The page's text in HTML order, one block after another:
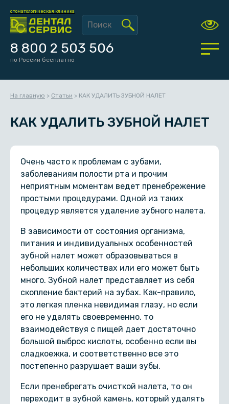
стоматологическая клиника
8 800 2 503 506
по России бесплатно
На главную > Статьи > КАК УДАЛИТЬ ЗУБНОЙ НАЛЕТ
КАК УДАЛИТЬ ЗУБНОЙ НАЛЕТ
Очень часто к проблемам с зубами,
заболеваниям полости рта и прочим
неприятным моментам ведет пренебрежение
простыми процедурами. Одной из таких
процедур является удаление зубного налета.
В зависимости от состояния организма,
питания и индивидуальных особенностей
зубной налет может образовываться в
небольших количествах или его может быть
много. Зубной налет представляет из себя
скопление бактерий на зубах. Как-правило,
это легкая пленка невидимая глазу, но если
его не удалять своевременно, то
взаимодействуя с пищей дает достаточно
большой выброс кислоты, особенно если вы
сладкоежка, и соответственно все это
постепенно разрушает ваши зубы.
Если пренебрегать очисткой налета, то он
переходит в зубной камень, который удалять